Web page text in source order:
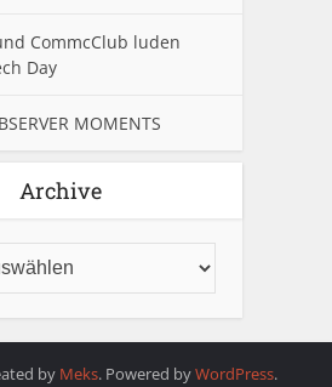
CommcClub luden
Day
MOMENTS
Archive
by Meks. Powered byWordPress.